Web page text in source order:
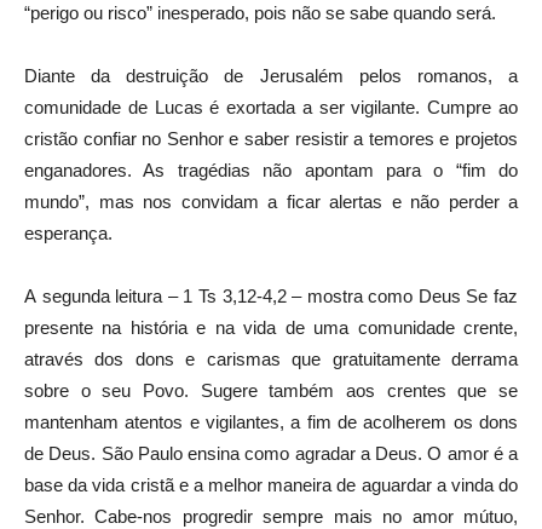
“perigo ou risco” inesperado, pois não se sabe quando será.
Diante da destruição de Jerusalém pelos romanos, a
comunidade de Lucas é exortada a ser vigilante. Cumpre ao
cristão confiar no Senhor e saber resistir a temores e projetos
enganadores. As tragédias não apontam para o “fim do
mundo”, mas nos convidam a ficar alertas e não perder a
esperança.
A segunda leitura – 1 Ts 3,12-4,2 – mostra como Deus Se faz
presente na história e na vida de uma comunidade crente,
através dos dons e carismas que gratuitamente derrama
sobre o seu Povo. Sugere também aos crentes que se
mantenham atentos e vigilantes, a fim de acolherem os dons
de Deus. São Paulo ensina como agradar a Deus. O amor é a
base da vida cristã e a melhor maneira de aguardar a vinda do
Senhor. Cabe-nos progredir sempre mais no amor mútuo,